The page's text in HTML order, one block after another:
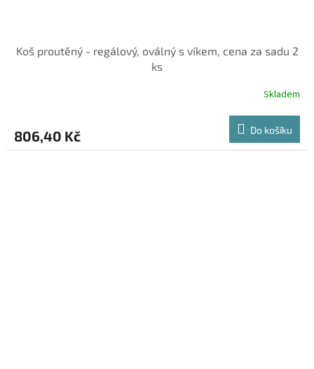
Koš proutěný - regálový, oválný s víkem, cena za sadu 2
ks
Skladem
806,40 Kč Do košíku